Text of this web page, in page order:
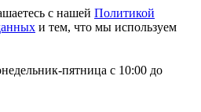
с нашей Политикой
и тем, что мы используем
пятница с 10:00 до